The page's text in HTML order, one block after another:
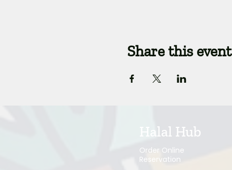
Share this event
Halal Hub
Order Online
Reservation